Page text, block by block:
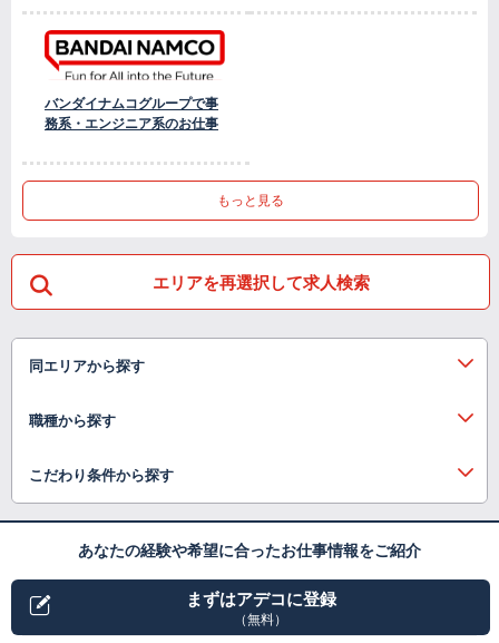
バンダイナムコグループで事
務系・エンジニア系のお仕事
もっと見る
エリアを再選択して求人検索
同エリアから探す
職種から探す
こだわり条件から探す
あなたの経験や希望に合ったお仕事情報をご紹介
まずはアデコに登録
（無料）